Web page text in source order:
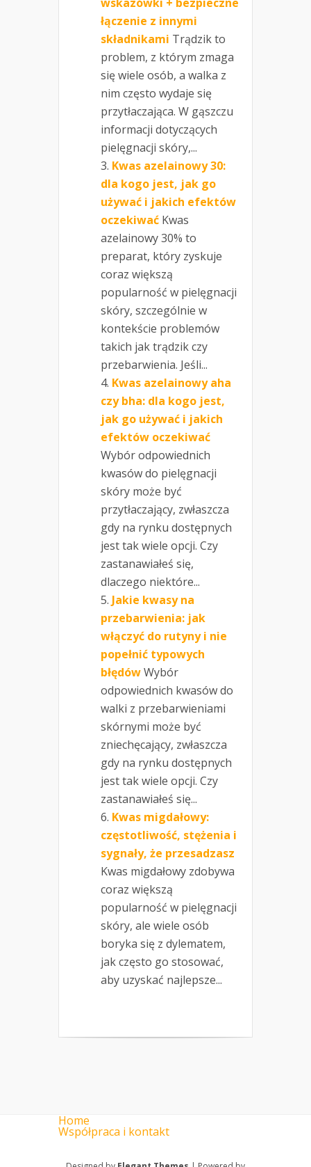
łączenie z innymi
składnikami Trądzik to
problem, z którym zmaga
się wiele osób, a walka z
nim często wydaje się
przytłaczająca. W gąszczu
informacji dotyczących
pielęgnacji skóry,...
Kwas azelainowy 30:
dla kogo jest, jak go
używać i jakich efektów
oczekiwać Kwas
azelainowy 30% to
preparat, który zyskuje
coraz większą
popularność w pielęgnacji
skóry, szczególnie w
kontekście problemów
takich jak trądzik czy
przebarwienia. Jeśli...
Kwas azelainowy aha
czy bha: dla kogo jest,
jak go używać i jakich
efektów oczekiwać
Wybór odpowiednich
kwasów do pielęgnacji
skóry może być
przytłaczający, zwłaszcza
gdy na rynku dostępnych
jest tak wiele opcji. Czy
zastanawiałeś się,
dlaczego niektóre...
Jakie kwasy na
przebarwienia: jak
włączyć do rutyny i nie
popełnić typowych
błędówWybór
odpowiednich kwasów do
walki z przebarwieniami
skórnymi może być
zniechęcający, zwłaszcza
gdy na rynku dostępnych
jest tak wiele opcji. Czy
zastanawiałeś się...
Kwas migdałowy:
częstotliwość, stężenia i
sygnały, że przesadzasz
Kwas migdałowy zdobywa
coraz większą
popularność w pielęgnacji
skóry, ale wiele osób
boryka się z dylematem,
jak często go stosować,
aby uzyskać najlepsze...
Home
Współpraca i kontakt